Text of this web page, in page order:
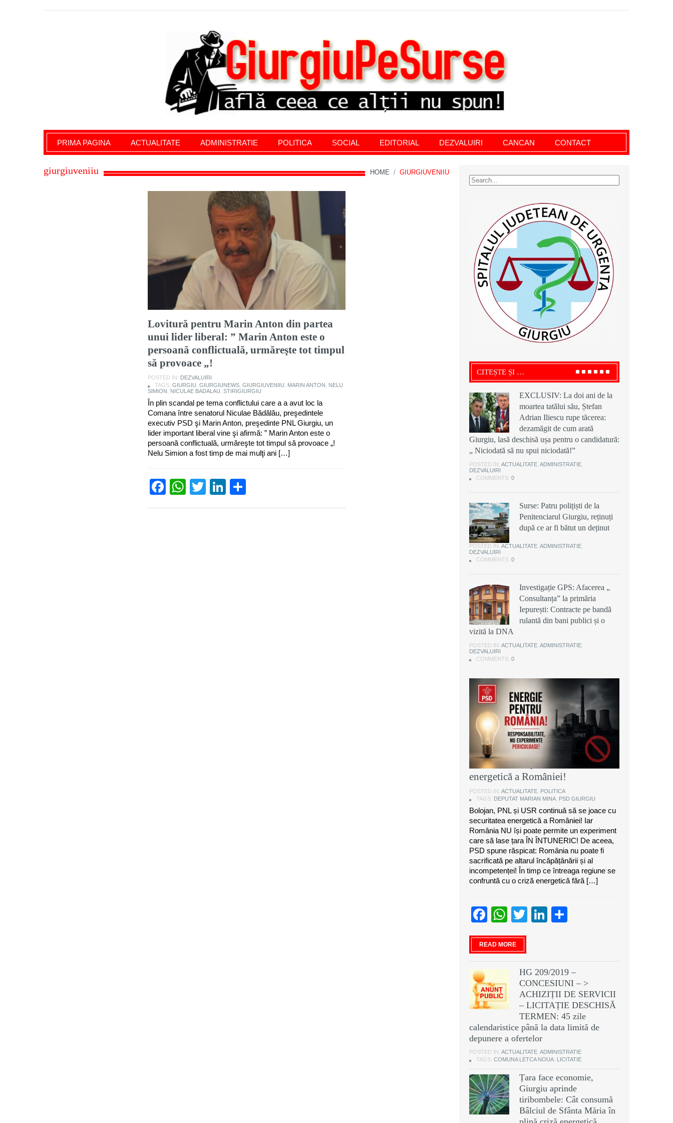
Giurgiu Pe Surse – actualitate giurgiu, administratie giurgiu, stiri politice, social economic, editoriale giurgiu, dezvaluiri, soc, cancan, stiri locale
PRIMA PAGINA ACTUALITATE ADMINISTRATIE POLITICA SOCIAL EDITORIAL DEZVALUIRI CANCAN CONTACT
HOME / GIURGIUVENIIU
giurgiuveniiu
Lovitură pentru Marin Anton din partea
unui lider liberal: ” Marin Anton este o
persoană conflictuală, urmăreşte tot timpul
să provoace „!
POSTED IN: DEZVALUIRI
TAGS: GIURGIU GIURGIUNEWS, GIURGIUVENIIU MARIN ANTON
NELU
SIMION
NICULAE BADALAU STIRIGIURGIU
În plin scandal pe tema conflictului care a a avut loc la
Comana între senatorul Niculae Bădălău, preşedintele
executiv PSD şi Marin Anton, preşedinte PNL Giurgiu, un
lider important liberal vine şi afirmă: ” Marin Anton este o
persoană conflictuală, urmăreşte tot timpul să provoace „!
Nelu Simion a fost timp de mai mulţi ani […]
Facebook
WhatsApp
TwitterLinkedIn
CITEȘTE ȘI …
EXCLUSIV: La doi ani de la
moartea tatălui său, Ștefan
Adrian Iliescu rupe tăcerea:
dezamăgit de cum arată
Giurgiu, lasă deschisă ușa pentru o candidatură:
„ Niciodată să nu spui niciodată!”
POSTED IN: ACTUALITATE ADMINISTRATIE
DEZVALUIRI
COMMENTS: 0
Surse: Patru polițiști de la
Penitenciarul Giurgiu, reținuți
după ce ar fi bătut un deținut
POSTED IN: ACTUALITATE ADMINISTRATIE
DEZVALUIRI
COMMENTS: 0
Investigație GPS: Afacerea „
Consultanța” la primăria
Iepurești: Contracte pe bandă
rulantă din bani publici și o
vizită la DNA
POSTED IN: ACTUALITATE ADMINISTRATIE
DEZVALUIRI
COMMENTS: 0
Marian Mina, deputat PSD de
Giurgiu: Bolojan, PNL și USR
continuă să se joace cu securitatea
energetică a României!
POSTED IN: ACTUALITATE POLITICA
TAGS: DEPUTAT MARIAN MINA PSD GIURGIU
Bolojan, PNL și USR continuă să se joace cu
securitatea energetică a României! Iar
România NU își poate permite un experiment
care să lase țara ÎN ÎNTUNERIC! De aceea,
PSD spune răspicat: România nu poate fi
sacrificată pe altarul încăpățânării și al
incompetenței! În timp ce întreaga regiune se
confruntă cu o criză energetică fără […]
Facebook
WhatsApp
TwitterLinkedIn
READ MORE
HG 209/2019 –
CONCESIUNI – >
ACHIZIȚII DE SERVICII
– LICITAȚIE DESCHISĂ
TERMEN: 45 zile
calendaristice până la data limită de
depunere a ofertelor
POSTED IN: ACTUALITATE ADMINISTRATIE
TAGS: COMUNA LETCA NOUA LICITATIE
Țara face economie,
Giurgiu aprinde
tiribombele: Cât consumă
Bâlciul de Sfânta Măria în